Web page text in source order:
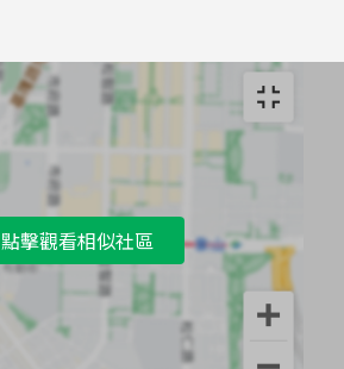
點擊觀看相似社區